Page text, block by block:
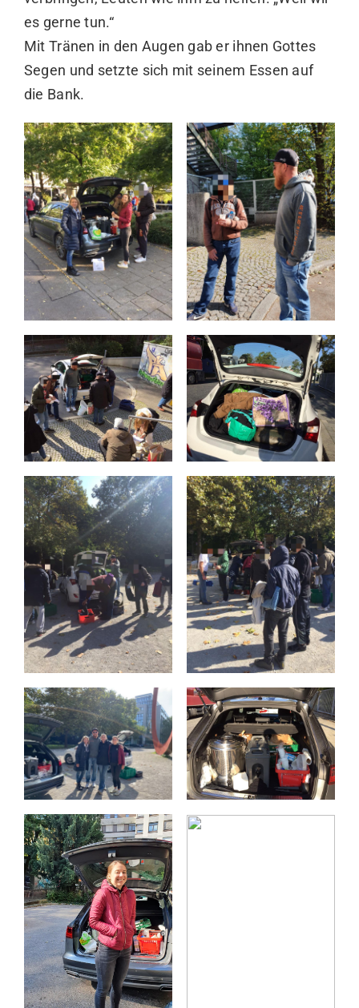
es gerne tun.“
Mit Tränen in den Augen gab er ihnen Gottes
Segen und setzte sich mit seinem Essen auf
die Bank.